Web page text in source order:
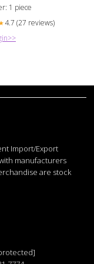
1 piece
4.7 (27 reviews)
Import/Export
manufacturers
are stock